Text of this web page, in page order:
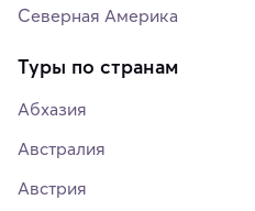
Северная Америка
Туры по странам
Абхазия
Австралия
Австрия